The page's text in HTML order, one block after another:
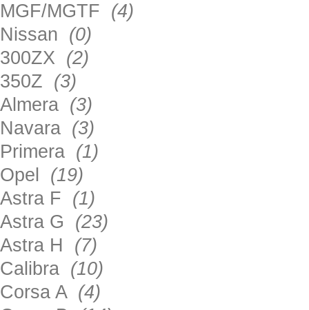
MGF/MGTF (4)
Nissan (0)
300ZX (2)
350Z (3)
Almera (3)
Navara (3)
Primera (1)
Opel (19)
Astra F (1)
Astra G (23)
Astra H (7)
Calibra (10)
Corsa A (4)